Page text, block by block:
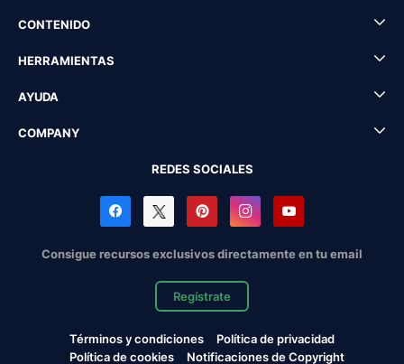
CONTENIDO
HERRAMIENTAS
AYUDA
COMPANY
REDES SOCIALES
Consigue recursos exclusivos directamente en tu email
Regístrate
Términos y condiciones
Política de privacidad
Política de cookies
Notificaciones de Copyright